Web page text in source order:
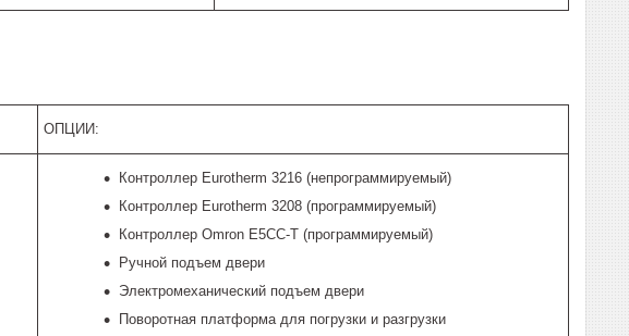
ОПЦИИ:
Контроллер Eurotherm 3216 (непрограммируемый)
Контроллер Eurotherm 3208 (программируемый)
Контроллер Omron E5CC-T (программируемый)
Ручной подъем двери
Электромеханический подъем двери
Поворотная платформа для погрузки и разгрузки